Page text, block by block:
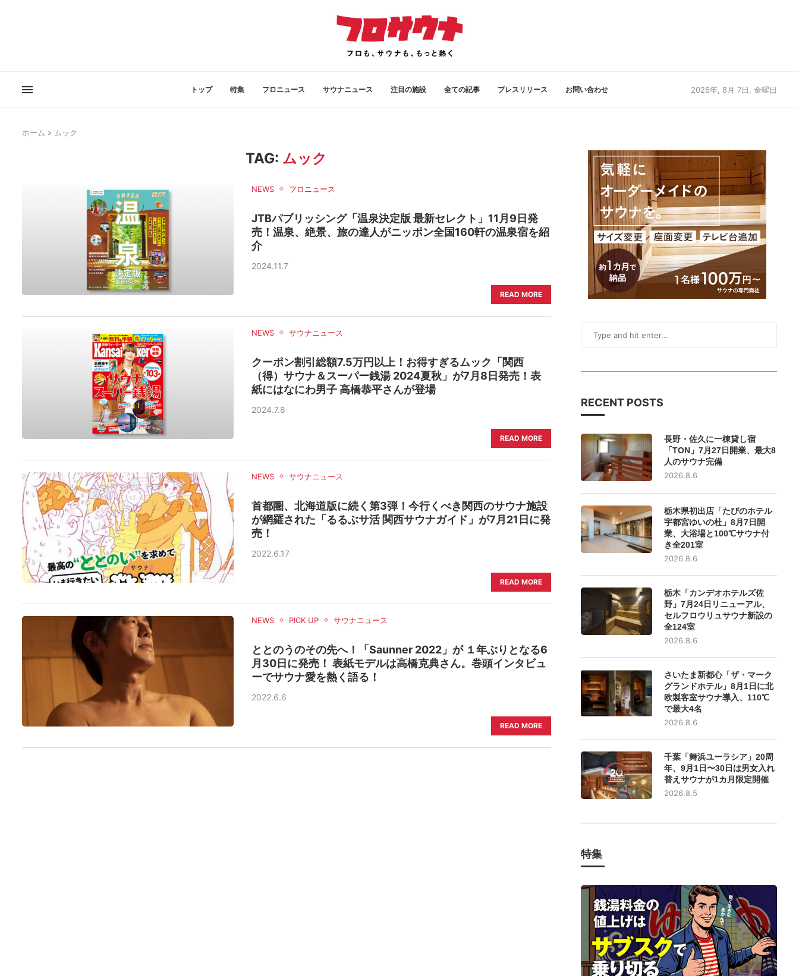
トップ 特集 フロニュース サウナニュース 注目の施設 全ての記事 プレスリリース お問い合わせ 2026年, 8月 7日, 金曜日
ホーム » ムック
TAG: ムック
NEWS フロニュース
JTBパブリッシング「温泉決定版 最新セレクト」11月9日発
売！温泉、絶景、旅の達人がニッポン全国160軒の温泉宿を紹
介
2024.11.7
READ MORE
NEWS サウナニュース
クーポン割引総額7.5万円以上！お得すぎるムック「関西
（得）サウナ＆スーパー銭湯 2024夏秋」が7月8日発売！表
紙にはなにわ男子 高橋恭平さんが登場
2024.7.8
READ MORE
NEWS サウナニュース
首都圏、北海道版に続く第3弾！今行くべき関西のサウナ施設
が網羅された「るるぶサ活 関西サウナガイド」が7月21日に発
売！
2022.6.17
READ MORE
NEWS PICK UP サウナニュース
ととのうのその先へ！「Saunner 2022」が １年ぶりとなる6
月30日に発売！ 表紙モデルは高橋克典さん。巻頭インタビュ
ーでサウナ愛を熱く語る！
2022.6.6
READ MORE
RECENT POSTS
長野・佐久に一棟貸し宿
「TON」7月27日開業、最大8
人のサウナ完備
2026.8.6
栃木県初出店「たびのホテル
宇都宮ゆいの杜」8月7日開
業、大浴場と100℃サウナ付
き全201室
2026.8.6
栃木「カンデオホテルズ佐
野」7月24日リニューアル、
セルフロウリュサウナ新設の
全124室
2026.8.6
さいたま新都心「ザ・マーク
グランドホテル」8月1日に北
欧製客室サウナ導入、110℃
で最大4名
2026.8.6
千葉「舞浜ユーラシア」20周
年、9月1日〜30日は男女入れ
替えサウナが1カ月限定開催
2026.8.5
特集